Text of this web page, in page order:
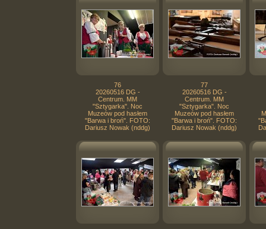
76
20260516 DG -
Centrum. MM
"Sztygarka". Noc
Muzeów pod hasłem
"Barwa i broń". FOTO:
Dariusz Nowak (nddg)
77
20260516 DG -
Centrum. MM
"Sztygarka". Noc
Muzeów pod hasłem
"Barwa i broń". FOTO:
Dariusz Nowak (nddg)